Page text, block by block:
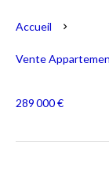
Accueil
Vente
289 000 €